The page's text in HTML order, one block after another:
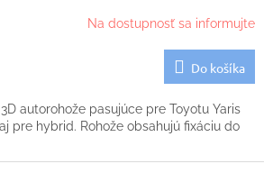
Na dostupnosť sa informujte
Do košíka
autorohože pasujúce pre Toyotu Yaris
pre hybrid. Rohože obsahujú fixáciu do